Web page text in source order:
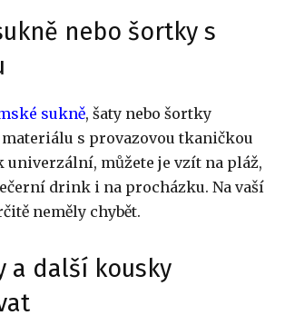
nebo šortky s
sukně, šaty nebo šortky
s provazovou tkaničkou
univerzální, můžete je vzít na pláž,
drink i na procházku. Na vaší
neměly chybět.
a další kousky